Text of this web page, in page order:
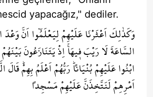
yapacağız," dediler.
وَكَذٰلِكَ اَعْثَرْنَا عَلَيْهِمْ لِيَعْلَمُٓوا اَنَّ وَعْدَ
السَّاعَةَ لَا رَيْبَ ف۪يهَاۚ اِذْ يَتَنَازَعُونَ
ابْنُوا عَلَيْهِمْ بُنْيَاناًۜ رَبُّهُمْ اَعْلَمُ بِهِمْۜ
اَمْرِهِمْ لَنَتَّخِذَنَّ عَلَيْهِمْ مَسْجِداً